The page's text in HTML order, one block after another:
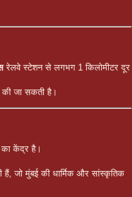
रेलवे स्टेशन से लगभग 1 किलोमीटर दूर
की जा सकती है।
का केंद्र है।
हैं, जो मुंबई की धार्मिक और सांस्कृतिक